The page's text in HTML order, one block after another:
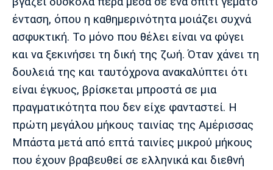
ένταση, όπου η καθημερινότητα μοιάζει συχνά
ασφυκτική. Το μόνο που θέλει είναι να φύγει
και να ξεκινήσει τη δική της ζωή. Όταν χάνει τη
δουλειά της και ταυτόχρονα ανακαλύπτει ότι
είναι έγκυος, βρίσκεται μπροστά σε μια
πραγματικότητα που δεν είχε φανταστεί. Η
πρώτη μεγάλου μήκους ταινίας της Αμέρισσας
Μπάστα μετά από επτά ταινίες μικρού μήκους
που έχουν βραβευθεί σε ελληνικά και διεθνή